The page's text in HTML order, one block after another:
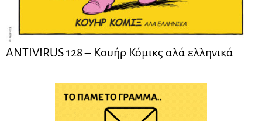
ANTIVIRUS 128 – Kουήρ Κόμικς αλά ελληνικά